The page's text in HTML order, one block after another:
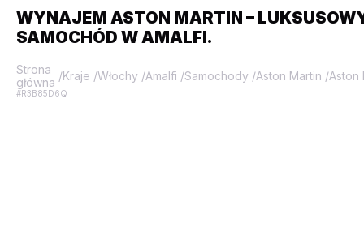
WYNAJEM ASTON MARTIN –
SAMOCHÓD W AMALFI.
Strona
główna /Kraje /Włochy /Amalfi /Samochody /Aston Martin /Aston
#R3B85D6Q